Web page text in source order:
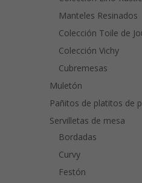
Manteles Resinados
Colección Toile de
Colección Vichy
Cubremesas
Muletón
Pañitos de platitos de
Servilletas de mesa
Bordadas
Curvy
Festón